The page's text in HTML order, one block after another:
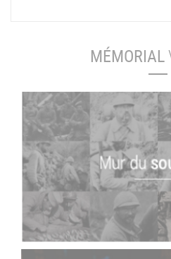
MÉMORIAL